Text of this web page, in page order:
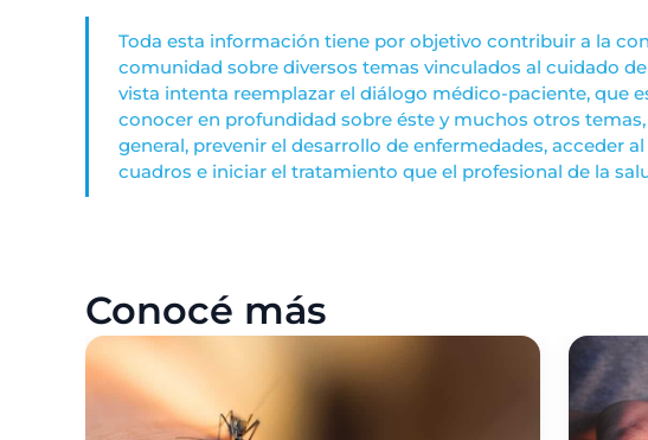
Toda esta información tiene por objetivo contribuir a la
comunidad sobre diversos temas vinculados al cuidado
vista intenta reemplazar el diálogo médico-paciente, que
conocer en profundidad sobre éste y muchos otros
general, prevenir el desarrollo de enfermedades, acceder
cuadros e iniciar el tratamiento que el profesional de la
Conocé más